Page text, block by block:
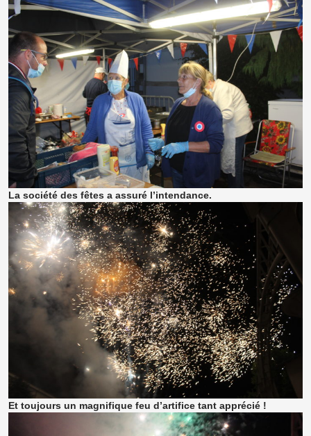
La société des fêtes a assuré l’intendance.
Et toujours un magnifique feu d’artifice tant apprécié !